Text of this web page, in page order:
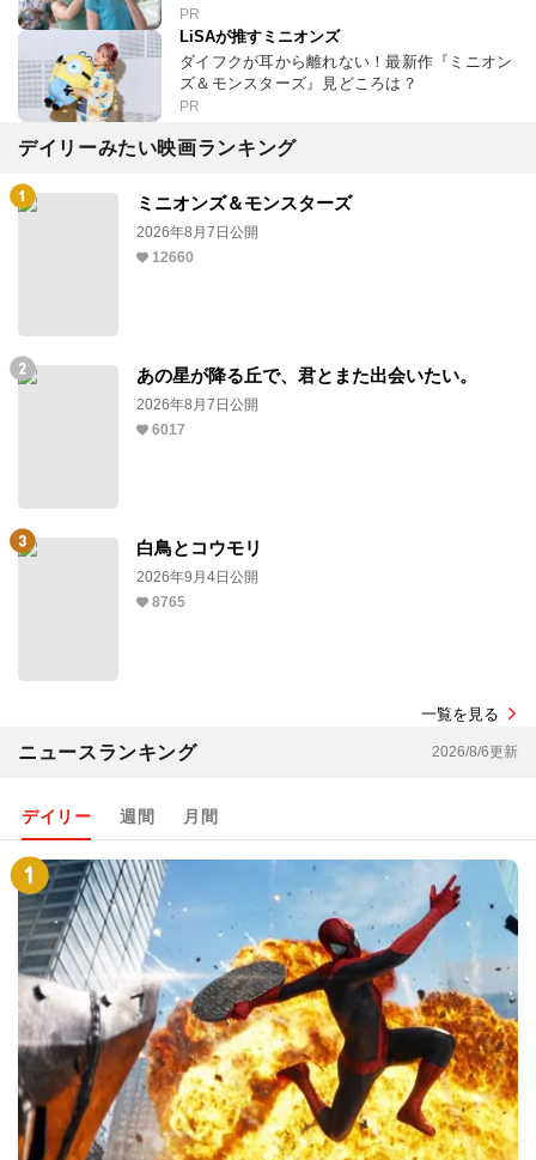
PR
LiSAが推すミニオンズ
ダイフクが耳から離れない！最新作『ミニオン
ズ＆モンスターズ』見どころは？
PR
デイリーみたい映画ランキング
ミニオンズ＆モンスターズ
2026年8月7日公開
12660
あの星が降る丘で、君とまた出会いたい。
2026年8月7日公開
6017
白鳥とコウモリ
2026年9月4日公開
8765
一覧を見る
ニュースランキング 2026/8/6更新
デイリー 週間 月間